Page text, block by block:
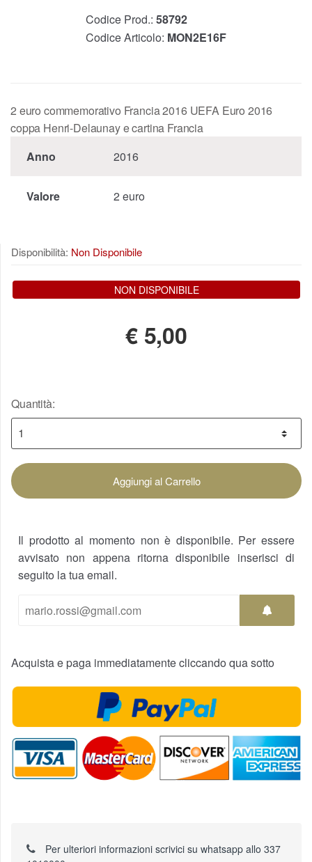
Codice Prod.: 58792
Codice Articolo: MON2E16F
2 euro commemorativo Francia 2016 UEFA Euro 2016
coppa Henri-Delaunay e cartina Francia
Anno
2016
Valore 2 euro
Disponibilità: Non Disponibile
NON DISPONIBILE
€ 5,00
Quantità:
Aggiungi al Carrello
Il prodotto al momento non è disponibile. Per essere
avvisato non appena ritorna disponibile inserisci di
seguito la tua email.
Acquista e paga immediatamente cliccando qua sotto
Per ulteriori informazioni scrivici su whatsapp allo 337